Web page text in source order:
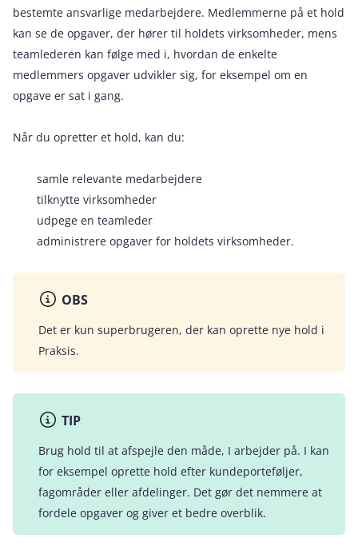
bestemte ansvarlige medarbejdere. Medlemmerne på et hold
kan se de opgaver, der hører til holdets virksomheder, mens
teamlederen kan følge med i, hvordan de enkelte
medlemmers opgaver udvikler sig, for eksempel om en
opgave er sat i gang.
Når du opretter et hold, kan du:
samle relevante medarbejdere
tilknytte virksomheder
udpege en teamleder
administrere opgaver for holdets virksomheder.
OBS
Det er kun superbrugeren, der kan oprette nye hold i
Praksis.
TIP
Brug hold til at afspejle den måde, I arbejder på. I kan
for eksempel oprette hold efter kundeporteføljer,
fagområder eller afdelinger. Det gør det nemmere at
fordele opgaver og giver et bedre overblik.